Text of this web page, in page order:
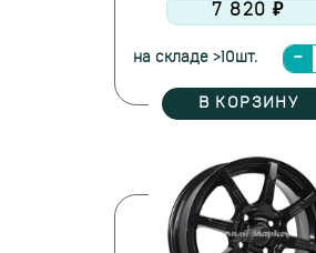
7 820 ₽
на складе >10шт.
В КОРЗИНУ